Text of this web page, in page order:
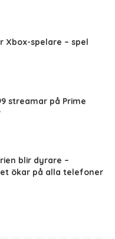
Xbox-spelare – spel
streamar på Prime
blir dyrare –
ökar på alla telefoner